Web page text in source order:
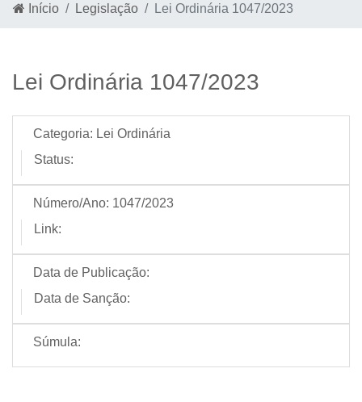
Início Legislação Lei Ordinária 1047/2023
Lei Ordinária 1047/2023
Categoria: Lei Ordinária
Status:
Número/Ano: 1047/2023
Link:
Data de Publicação:
Data de Sanção:
Súmula: